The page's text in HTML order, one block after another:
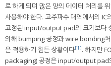
로 하게 되며 많은 양의 데이터 처리를
사용해야 한다. 고주파수 대역에서의 IC
고정된 input/output pad의 크기보다
의해 bumping 공정과 wire bonding처
은 적용하기 힘든 상황이다[1]. 하지만
packaging) 공정은 input/output pad